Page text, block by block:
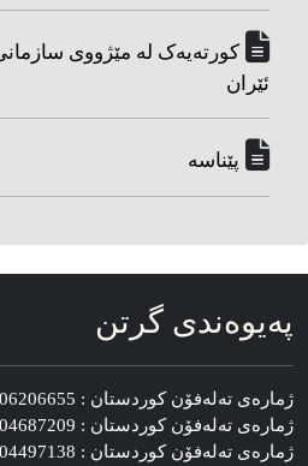
کورته‌یه‌ک له مێژووی
ئێران
پێناسه‌
په‌یوه‌ندی گرتن
ژماره‌ی ته‌له‌فۆن کوردستان : 07506206655 (00964)
ژماره‌ی ته‌له‌فۆن کوردستان : 07504687209 (00964)
ژماره‌ی ته‌له‌فۆن کوردستان : 07504497138 (00964)